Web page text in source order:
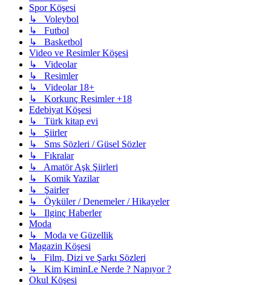
Spor Köşesi
↳ Voleybol
↳ Futbol
↳ Basketbol
Video ve Resimler Köşesi
↳ Videolar
↳ Resimler
↳ Videolar 18+
↳ Korkunç Resimler +18
Edebiyat Köşesi
↳ Türk kitap evi
↳ Şiirler
↳ Sms Sözleri / Güsel Sözler
↳ Fıkralar
↳ Amatör Aşk Şiirleri
↳ Komik Yazilar
↳ Şairler
↳ Öyküler / Denemeler / Hikayeler
↳ Ilginç Haberler
Moda
↳ Moda ve Güzellik
Magazin Köşesi
↳ Film, Dizi ve Şarkı Sözleri
↳ Kim KiminLe Nerde ? Napıyor ?
Okul Köşesi